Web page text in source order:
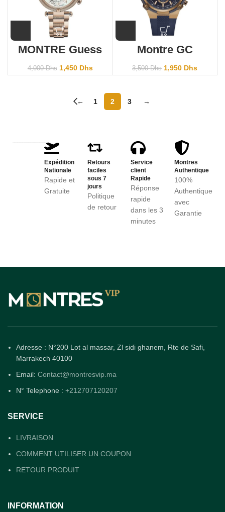
MONTRE Guess
Collection Gc
Câblechic
Y16114L1
4,000Dhs 1,450 Dhs
Montre GC
Y24006G7
Chronographe
Homme Silicone
sport
3,500Dhs 1,950 Dhs
← 1 2 3 →
Expédition
Nationale
Rapide et
Gratuite
Retours
faciles
sous 7
jours
Politique
de retour
Service
client
Rapide
Réponse
rapide
dans les 3
minutes
Montres
Authentique
100%
Authentique
avec
Garantie
Adresse : N°200 Lot al massar, Zl sidi ghanem, Rte de Safi,
Marrakech 40100
Email: Contact@montresvip.ma
N° Telephone : +212707120207
SERVICE
LIVRAISON
COMMENT UTILISER UN COUPON
RETOUR PRODUIT
INFORMATION